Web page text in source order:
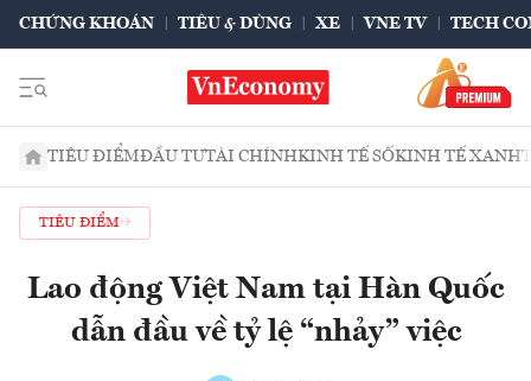
CHỨNG KHOÁN TIÊU & DÙNG XE VNE TV TECH
TIÊU ĐIỂMĐẦU TƯTÀI CHÍNHKINH TẾ SỐKINH TẾ XANH
TIÊU ĐIỂM
Lao động Việt Nam tại Hàn Quốc
dẫn đầu về tỷ lệ “nhảy” việc